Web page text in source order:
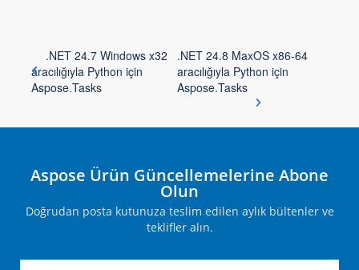
.NET 24.7 Windows x32
aracılığıyla Python için
Aspose.Tasks
.NET 24.8 MaxOS x86-64
aracılığıyla Python için
Aspose.Tasks
Aspose Ürün Güncellemelerine Abone
Olun
Doğrudan posta kutunuza teslim edilen aylık bültenler ve
teklifler alın.